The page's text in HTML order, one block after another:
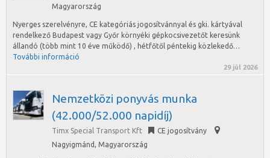
Magyarország
Nyerges szerelvényre, CE kategóriás jogosítvánnyal és gki. kártyával
rendelkező Budapest vagy Győr környéki gépkocsivezetőt keresünk
állandó (több mint 10 éve működő) , hétfőtől péntekig közlekedő…
További információ
29 júl 2026
Nemzetközi ponyvás munka
(42.000/52.000 napidíj)
Timx Special Transport Kft
CE jogosítvány
Nagyigmánd, Magyarország